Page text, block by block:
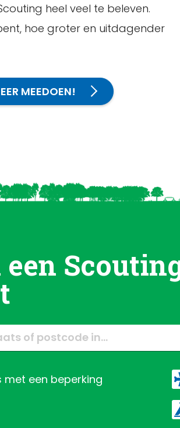
heel veel te beleven.
hoe groter en uitdagender
MEEDOEN!
met een beperking